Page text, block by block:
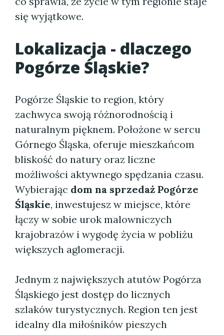
się wyjątkowe.
Lokalizacja - dlaczego
Pogórze Śląskie?
Pogórze Śląskie to region, który
zachwyca swoją różnorodnością i
naturalnym pięknem. Położone w sercu
Górnego Śląska, oferuje mieszkańcom
bliskość do natury oraz liczne
możliwości aktywnego spędzania czasu.
Wybierając dom na sprzedaż Pogórze
Śląskie, inwestujesz w miejsce, które
łączy w sobie urok malowniczych
krajobrazów i wygodę życia w pobliżu
większych aglomeracji.
Jednym z największych atutów Pogórza
Śląskiego jest dostęp do licznych
szlaków turystycznych. Region ten jest
idealny dla miłośników pieszych